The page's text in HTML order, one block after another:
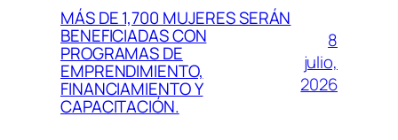
MÁS DE 1,700 MUJERES SERÁN
BENEFICIADAS CON
PROGRAMAS DE
EMPRENDIMIENTO,
FINANCIAMIENTO Y
CAPACITACIÓN.
8
julio,
2026